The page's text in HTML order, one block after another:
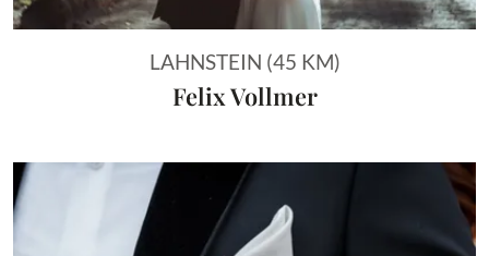
LAHNSTEIN (45 KM)
Felix Vollmer